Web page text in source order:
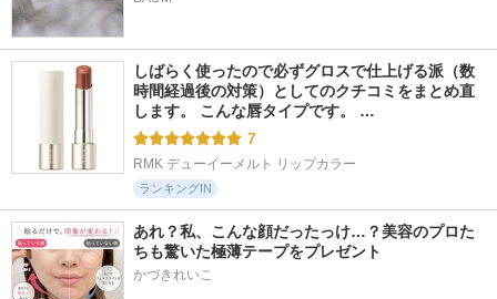
しばらく使ったので必ずグロスで仕上げる派（数
時間経過後の対策）としてのクチコミをまとめ直
します。 こんな唇タイプです。 …
7
RMK デューイーメルト リップカラー
ランキングIN
あれ？私、こんな顔だったっけ…？美容のプロた
ちも驚いた極薄テープをプレゼント
かづきれいこ